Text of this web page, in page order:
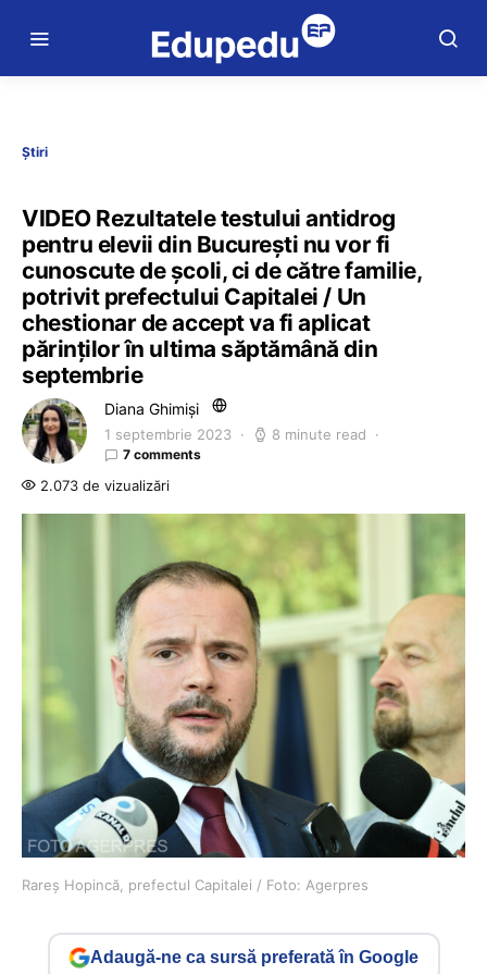
Știri
VIDEO Rezultatele testului antidrog
pentru elevii din București nu vor fi
cunoscute de școli, ci de către familie,
potrivit prefectului Capitalei / Un
chestionar de accept va fi aplicat
părinților în ultima săptămână din
septembrie
Diana Ghimiși
1 septembrie 2023 8 minute read
7 comments
2.073 de vizualizări
Rareş Hopincă, prefectul Capitalei / Foto: Agerpres
Adaugă-ne ca sursă preferată în Google